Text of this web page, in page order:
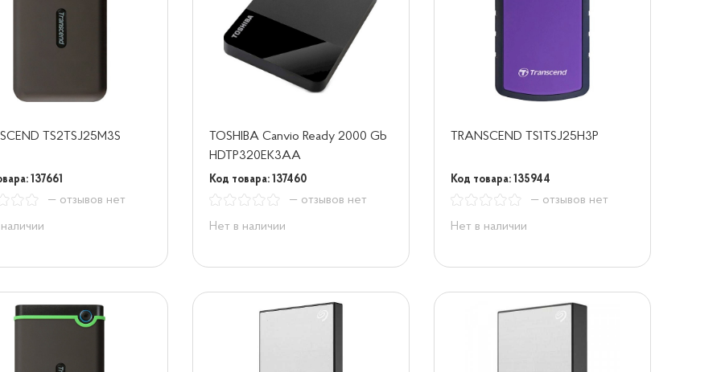
TS2TSJ25M3S
137661
— отзывов нет
TOSHIBA Canvio Ready 2000 Gb
HDTP320EK3AA
Код товара: 137460
— отзывов нет
Нет в наличии
TRANSCEND TS1TSJ25H3P
Код товара: 135944
— отзывов нет
Нет в наличии